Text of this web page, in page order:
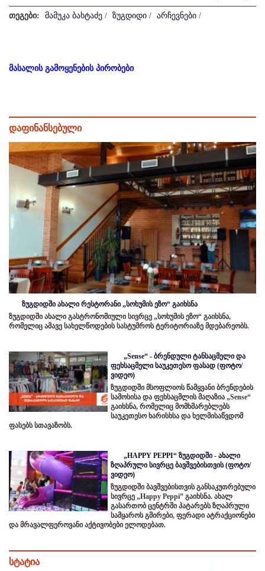
თეგები: მამუკა ბახტაძე / ზუგდიდი / არჩევნები /
მასალის გამოყენების პირობები
დაფინანსებული
ზუგდიდში ახალი რესტორანი „სოხუმის ეზო“ გაიხსნა
ზუგდიდში ახალი გასტრონომიული სივრცე „სოხუმის ეზო“ გაიხსნა,
რომელიც ამავე სახელწოდების სასტუმროს ტერიტორიაზე მდებარეობს.
„Sense“ - ბრენდული ტანსაცმელი და
ფეხსაცმელი საუკეთესო ფასად (ფოტო/
ვიდეო)
ზუგდიდში მსოფლიოს წამყვანი ბრენდების
სამოსისა და ფეხსაცმლის მაღაზია „Sense“
გაიხსნა, რომელიც მომხმარებლებს
საუკეთესო ხარისხსა და ხელმისაწვდომ
ფასებს სთავაზობს.
„HAPPY PEPPI“ ზუგდიდში - ახალი
ზღაპრული სივრცე ბავშვებისთვის (ფოტო/
ვიდეო)
ზუგდიდში ბავშვებისთვის განსაკუთრებული
სივრცე „Happy Peppi” გაიხსნა. ახალ
გასართობ ცენტრში პატარებს ზღაპრული
სამყაროს გმირები, ფერადი ატრაქციონები
და მრავალფეროვანი აქტივობები ელოდებათ.
სტატია